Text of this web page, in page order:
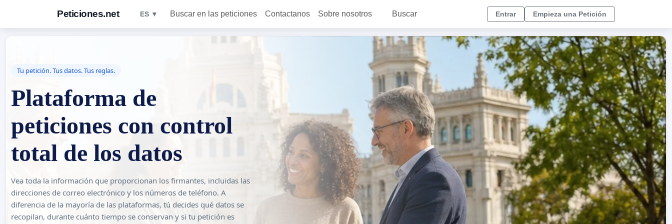
Peticiones.net ES ▼ Buscar en las peticiones Contactanos Sobre nosotros Buscar Entrar Empieza una Petición
Tu petición. Tus datos. Tus reglas.
Plataforma de
peticiones con control
total de los datos
Vea toda la información que proporcionan los firmantes, incluidas las
direcciones de correo electrónico y los números de teléfono. A
diferencia de la mayoría de las plataformas, tú decides qué datos se
recopilan, durante cuánto tiempo se conservan y si tu petición es